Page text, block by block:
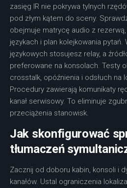
zasięg IR nie pokrywa tylnych
pod złym kątem do sceny.
obejmuje matrycę audio z
językach i plan kolejkowania
językowych stosujesz relay, a
preferowane na konsolach. Testy
crosstalk, opóźnienia i odsłuch na
Procedury zawierają komunikaty
kanał serwisowy. To eliminuje
przeciążenia stanowisk.
Jak skonfigurować
tłumaczeń
Zacznij od doboru kabin, konsoli i
kanałów. Ustal ograniczenia